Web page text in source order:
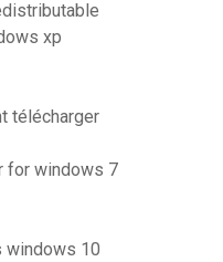
xp
télécharger
for windows 7
windows 10